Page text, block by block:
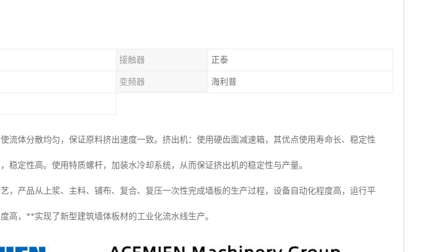
接触器 正泰
变频器 海利普
流体分散均匀，保证原料挤出速度一致。挤出机：使用硬齿面减速箱，其优点使用寿命长、稳定性
稳定性高。使用特质螺杆，加装水冷却系统，从而保证挤出机的稳定性与产量。
，产品从上浆、主料、铺布、复合、复压一次性完成墙板的生产过程，设备自动化程度高，运行平
高，**实现了新型建筑墙体板材的工业化流水线生产。